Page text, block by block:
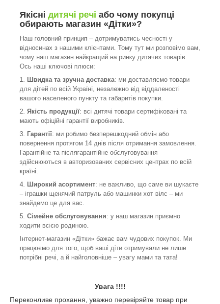
Якісні дитячі речі або чому покупці
обирають магазин «Дітки»?
Наш головний принцип – дотримуватись чесності у
відносинах з нашими клієнтами. Тому тут ми розповімо вам,
чому наш магазин найкращий на ринку дитячих товарів.
Ось наші ключові плюси:
1. Швидка та зручна доставка: ми доставляємо товари
для дітей по всій Україні, незалежно від віддаленості
вашого населеного пункту та габаритів покупки.
2. Якість продукції: всі дитячі товари сертифіковані та
мають офіційні гарантії виробників.
3. Гарантії: ми робимо безперешкодний обмін або
повернення протягом 14 днів після отримання замовлення.
Гарантійне та післягарантійне обслуговування
здійснюються в авторизованих сервісних центрах по всій
країні.
4. Широкий асортимент: не важливо, що саме ви шукаєте
– іграшки щенячий патруль або машинки хот вілс – ми
знайдемо це для вас.
5. Сімейне обслуговування: у наш магазин приємно
ходити всією родиною.
Інтернет-магазин «Дітки» бажає вам чудових покупок. Ми
працюємо для того, щоб ваші діти отримували не лише
потрібні речі, а й найголовніше – увагу мами та тата!
Увага !!!!
Переконливе прохання, уважно перевіряйте товар при